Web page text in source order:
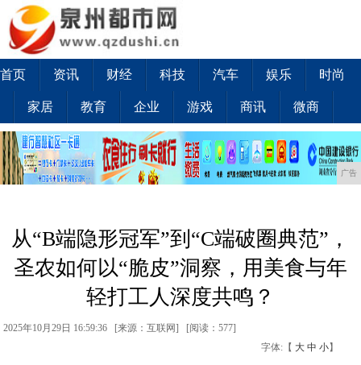
首页 资讯 财经 科技 汽车 娱乐 时尚
家居 教育 企业 游戏 商讯 微商
广告
从“B端隐形冠军”到“C端破圈典范”，
圣农如何以“脆皮”洞察，用美食与年
轻打工人深度共鸣？
2025年10月29日 16:59:36 [来源：互联网] [阅读：577]
字体:【 大 中 小】